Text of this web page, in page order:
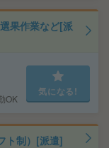
果作業など[派
OK
気になる!
ト制）[派遣]